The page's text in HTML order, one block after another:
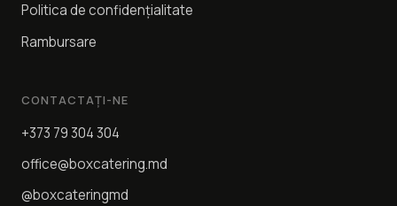
Politica de confidențialitate
Rambursare
CONTACTAȚI-NE
+373 79 304 304
office@boxcatering.md
@boxcateringmd